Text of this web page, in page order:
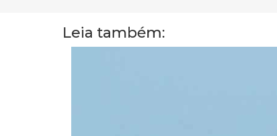
Leia também: